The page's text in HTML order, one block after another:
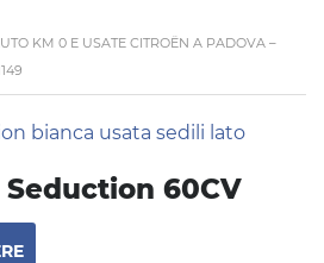
KM 0 E USATE CITROËN A PADOVA –
Seduction 60CV